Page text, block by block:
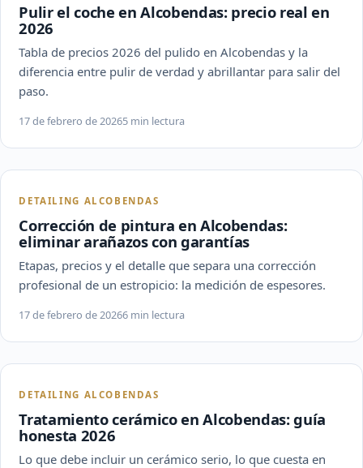
Pulir el coche en Alcobendas: precio real en
2026
Tabla de precios 2026 del pulido en Alcobendas y la
diferencia entre pulir de verdad y abrillantar para salir del
paso.
17 de febrero de 20265 min lectura
DETAILING ALCOBENDAS
Corrección de pintura en Alcobendas:
eliminar arañazos con garantías
Etapas, precios y el detalle que separa una corrección
profesional de un estropicio: la medición de espesores.
17 de febrero de 20266 min lectura
DETAILING ALCOBENDAS
Tratamiento cerámico en Alcobendas: guía
honesta 2026
Lo que debe incluir un cerámico serio, lo que cuesta en